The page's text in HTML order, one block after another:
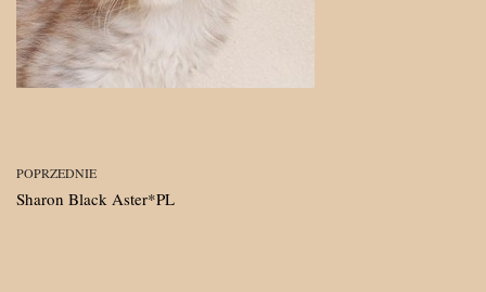
POPRZEDNIE
Sharon Black Aster*PL